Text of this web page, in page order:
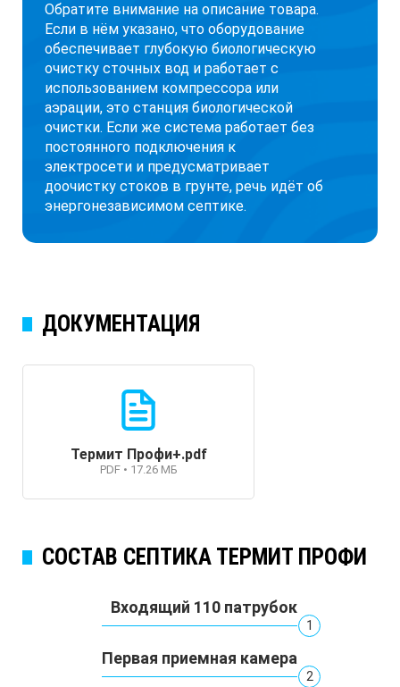
Обратите внимание на описание товара.
Если в нём указано, что оборудование
обеспечивает глубокую биологическую
очистку сточных вод и работает с
использованием компрессора или
аэрации, это станция биологической
очистки. Если же система работает без
постоянного подключения к
электросети и предусматривает
доочистку стоков в грунте, речь идёт об
энергонезависимом септике.
ДОКУМЕНТАЦИЯ
Термит Профи+.pdf
PDF • 17.26 МБ
СОСТАВ СЕПТИКА ТЕРМИТ ПРОФИ
Входящий 110 патрубок
1
Первая приемная камера
2